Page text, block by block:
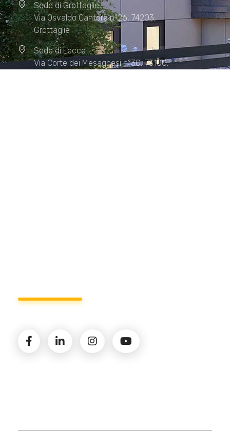
Sede di Grottaglie
Via Osvaldo Cantore n°26, 74203,
Grottaglie
Sede di Lecce
Via Corte dei Mesagnesi n°30, 73100,